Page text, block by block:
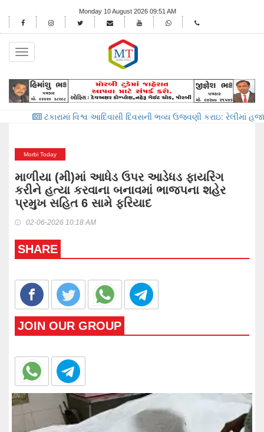
Monday 10 August 2026 09:51 AM
Toggle
navigation
વિશ્વ આદિવાસી દિવસની ભવ્ય ઉજવણી કરાઇ: રેલીમાં હજારો લોકો
Morbi Today
માળીયા (મી)માં આધેડ ઉપર આડેધડ ફાયરિંગ
કરીને હત્યા કરવાના બનાવમાં ભાજપના શહેર
પ્રમુખ સહિત 6 સામે ફરિયાદ
02-06-2026 10:18 AM
SHARE
JOIN OUR GROUP